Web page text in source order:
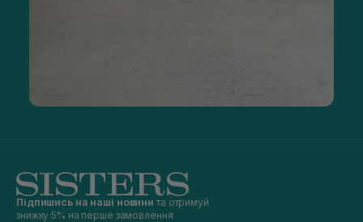
Підпишись на наші новини та отримуй
знижку 5% на перше замовлення